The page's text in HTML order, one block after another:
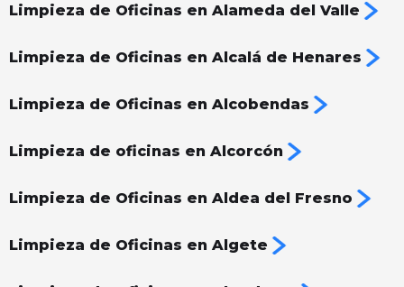
Limpieza de Oficinas en Alameda del Valle
Limpieza de Oficinas en Alcalá de Henares
Limpieza de Oficinas en Alcobendas
Limpieza de oficinas en Alcorcón
Limpieza de Oficinas en Aldea del Fresno
Limpieza de Oficinas en Algete